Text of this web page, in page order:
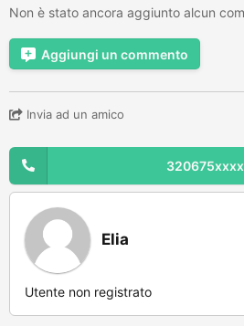
Non è stato ancora aggiunto alcun
Aggiungi un commento
Invia ad un amico
320675xxxx
Elia
Utente non registrato